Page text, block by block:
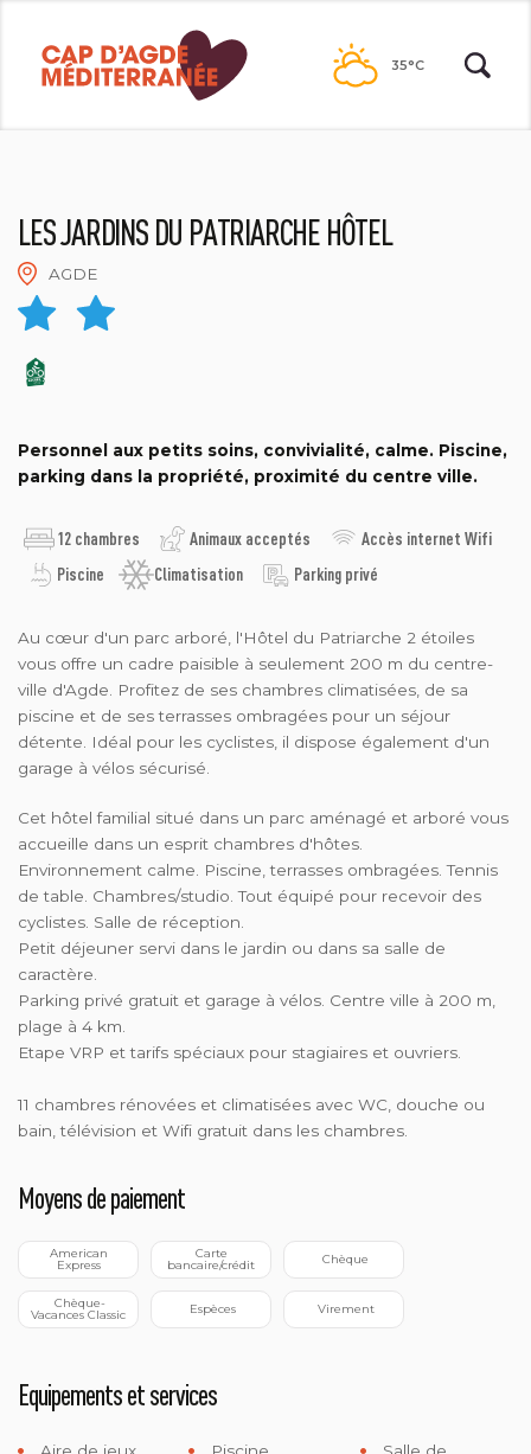
contenu
35°C
LES JARDINS DU PATRIARCHE HÔTEL
AGDE
Personnel aux petits soins, convivialité, calme. Piscine,
parking dans la propriété, proximité du centre ville.
12 chambres Animaux acceptés
Accès internet Wifi
Piscine
Climatisation Parking privé
Au cœur d'un parc arboré, l'Hôtel du Patriarche 2 étoiles
vous offre un cadre paisible à seulement 200 m du centre-
ville d'Agde. Profitez de ses chambres climatisées, de sa
piscine et de ses terrasses ombragées pour un séjour
détente. Idéal pour les cyclistes, il dispose également d'un
garage à vélos sécurisé.
Cet hôtel familial situé dans un parc aménagé et arboré vous
accueille dans un esprit chambres d'hôtes.
Environnement calme. Piscine, terrasses ombragées. Tennis
de table. Chambres/studio. Tout équipé pour recevoir des
cyclistes. Salle de réception.
Petit déjeuner servi dans le jardin ou dans sa salle de
caractère.
Parking privé gratuit et garage à vélos. Centre ville à 200 m,
plage à 4 km.
Etape VRP et tarifs spéciaux pour stagiaires et ouvriers.
11 chambres rénovées et climatisées avec WC, douche ou
bain, télévision et Wifi gratuit dans les chambres.
Moyens de paiement
Express bancaire/crédit Chèque
Vacances Classic Espèces Virement
Equipements et services
Aire de jeux Piscine
Salle de